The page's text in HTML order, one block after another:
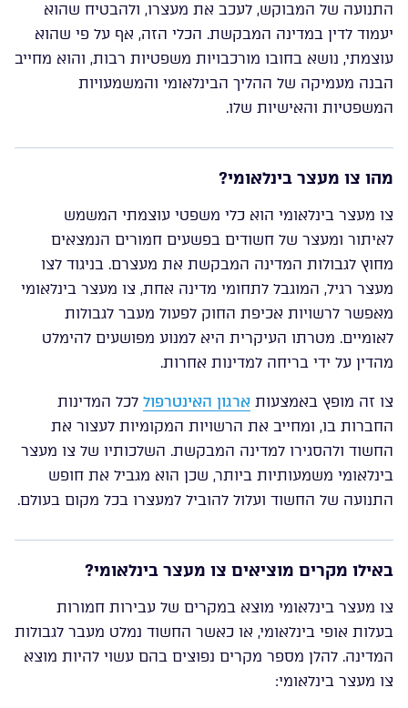
התנועה של המבוקש, לעכב את מעצרו, ולהבטיח שהוא
יעמוד לדין במדינה המבקשת. הכלי הזה, אף על פי שהוא
עוצמתי, נושא בחובו מורכבויות משפטיות רבות, והוא מחייב
הבנה מעמיקה של ההליך הבינלאומי והמשמעויות
המשפטיות והאישיות שלו.
מהו צו מעצר בינלאומי?
צו מעצר בינלאומי הוא כלי משפטי עוצמתי המשמש
לאיתור ומעצר של חשודים בפשעים חמורים הנמצאים
מחוץ לגבולות המדינה המבקשת את מעצרם. בניגוד לצו
מעצר רגיל, המוגבל לתחומי מדינה אחת, צו מעצר בינלאומי
מאפשר לרשויות אכיפת החוק לפעול מעבר לגבולות
לאומיים. מטרתו העיקרית היא למנוע מפושעים להימלט
מהדין על ידי בריחה למדינות אחרות.
צו זה מופץ באמצעות ארגון האינטרפול לכל המדינות
החברות בו, ומחייב את הרשויות המקומיות לעצור את
החשוד ולהסגירו למדינה המבקשת. השלכותיו של צו מעצר
בינלאומי משמעותיות ביותר, שכן הוא מגביל את חופש
התנועה של החשוד ועלול להוביל למעצרו בכל מקום בעולם.
באילו מקרים מוציאים צו מעצר בינלאומי?
צו מעצר בינלאומי מוצא במקרים של עבירות חמורות
בעלות אופי בינלאומי, או כאשר החשוד נמלט מעבר לגבולות
המדינה. להלן מספר מקרים נפוצים בהם עשוי להיות מוצא
צו מעצר בינלאומי: